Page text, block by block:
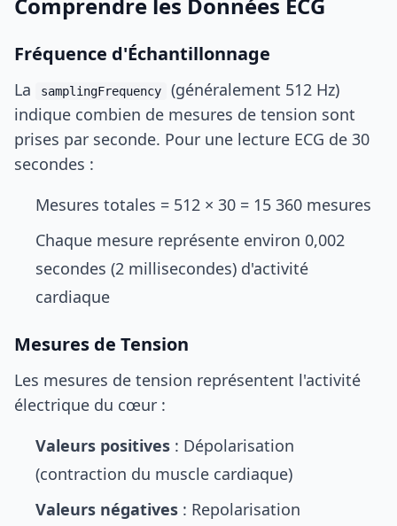
Fréquence d'Échantillonnage
La samplingFrequency
(généralement 512 Hz)
indique combien de mesures de tension sont
prises par seconde. Pour une lecture ECG de 30
secondes :
Mesures totales = 512 × 30 = 15 360 mesures
Chaque mesure représente environ 0,002
secondes (2 millisecondes) d'activité
cardiaque
Mesures de Tension
Les mesures de tension représentent l'activité
électrique du cœur :
Valeurs positives : Dépolarisation
(contraction du muscle cardiaque)
Valeurs négatives : Repolarisation